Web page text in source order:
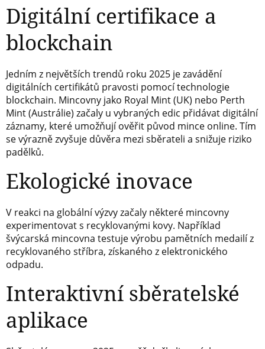
Digitální certifikace a
blockchain
Jedním z největších trendů roku 2025 je zavádění
digitálních certifikátů pravosti pomocí technologie
blockchain. Mincovny jako Royal Mint (UK) nebo Perth
Mint (Austrálie) začaly u vybraných edic přidávat digitální
záznamy, které umožňují ověřit původ mince online. Tím
se výrazně zvyšuje důvěra mezi sběrateli a snižuje riziko
padělků.
Ekologické inovace
V reakci na globální výzvy začaly některé mincovny
experimentovat s recyklovanými kovy. Například
švýcarská mincovna testuje výrobu pamětních medailí z
recyklovaného stříbra, získaného z elektronického
odpadu.
Interaktivní sběratelské
aplikace